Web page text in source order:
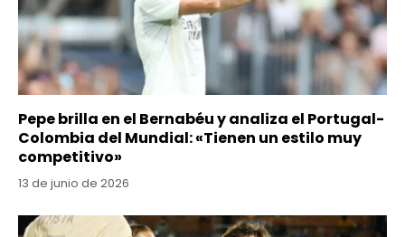
Pepe brilla en el Bernabéu y analiza el Portugal-
Colombia del Mundial: «Tienen un estilo muy
competitivo»
13 de junio de 2026